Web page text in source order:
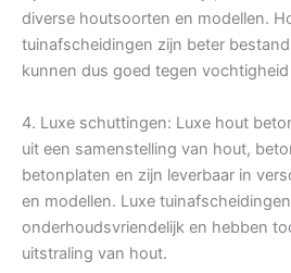
diverse houtsoorten en modellen.
tuinafscheidingen zijn beter
kunnen dus goed tegen
4. Luxe schuttingen: Luxe hout
uit een samenstelling van hout,
betonplaten en zijn leverbaar in
en modellen. Luxe
onderhoudsvriendelijk en hebben
uitstraling van hout.